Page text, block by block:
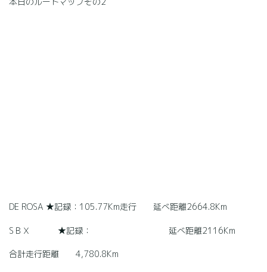
DE ROSA ★記録：105.77Km走行 延べ距離2664.8Km
SＢＸ ★記録： 延べ距離2116Km
合計走行距離 4,780.8Km